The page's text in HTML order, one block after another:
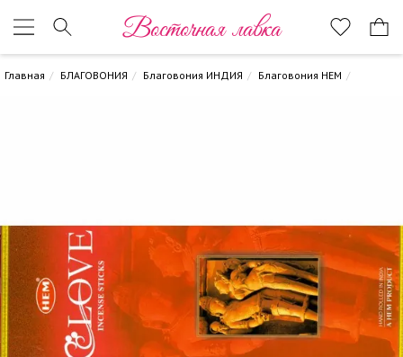
Восточная лавка
Главная БЛАГОВОНИЯ Благовония ИНДИЯ Благовония HEM